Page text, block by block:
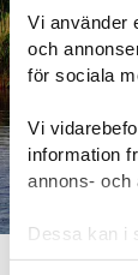
Vi använder
och
för sociala
Vi
information
annons- och
Dessa kan i
information